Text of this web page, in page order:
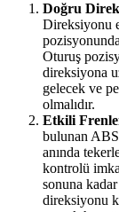
Doğru
Direksiyonu
Oturuş
direksiyona
gelecek ve
olmalıdır.
Etkili
bulunan
anında
kontrolü
sonuna
direksiyonu